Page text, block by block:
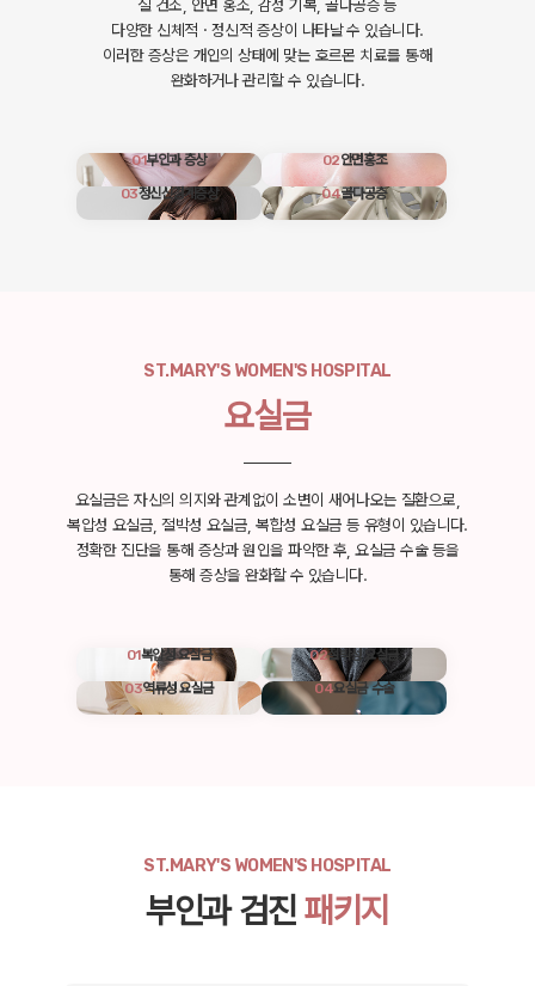
질 건조, 안면 홍조, 감정 기복, 골다공증 등
다양한 신체적ㆍ정신적 증상이 나타날 수 있습니다.
이러한 증상은 개인의 상태에 맞는 호르몬 치료를 통해
완화하거나 관리할 수 있습니다.
01부인과 증상 02안면홍조
03정신신경계증상 04골다공증
ST.MARY'S WOMEN'S HOSPITAL
요실금
요실금은 자신의 의지와 관계없이 소변이 새어나오는 질환으로,
복압성 요실금, 절박성 요실금, 복합성 요실금 등 유형이 있습니다.
정확한 진단을 통해 증상과 원인을 파악한 후, 요실금 수술 등을
통해 증상을 완화할 수 있습니다.
01복압성 요실금 02절박성 요실금
03역류성 요실금 04요실금 수술
ST.MARY'S WOMEN'S HOSPITAL
부인과 검진 패키지